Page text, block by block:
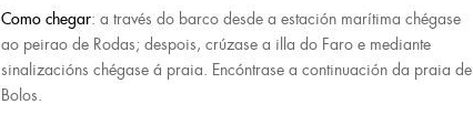
Como chegar: a través do barco desde a estación marítima chégase
ao peirao de Rodas; despois, crúzase a illa do Faro e mediante
sinalizacións chégase á praia. Encóntrase a continuación da praia de
Bolos.